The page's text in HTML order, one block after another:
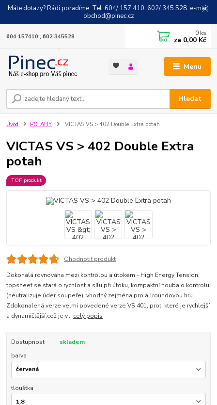
Máte dotazy? Rádi poradíme. Tel. 604/ 157 410, 602/ 345 528. e-mail:
obchod@pinec.cz
Menu
Hledat
604 157410 , 602 345528 0 ks
za 0,00 Kč
Úvod POTAHY VICTAS VS > 402 Double Extra potah
VICTAS VS > 402 Double Extra
potah
TOP produkt
Ohodnotit produkt
Dokonalá rovnováha mezi kontrolou a útokem - High Energy Tension
topsheet se stará o rychlost a sílu při útoku, kompaktní houba o kontrolu
(neutralizuje úder soupeře); vhodný zejména pro allroundovou hru.
Zdokonalená verze velmi povedené verze VS 401, proti které je rychlejší
a dynamičtější,což je v... celý popis
Dostupnost
skladem
barva
tloušťka